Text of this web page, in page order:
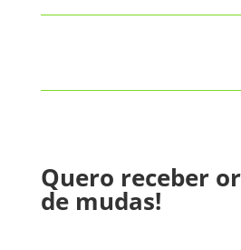
Quero receber
de mudas!